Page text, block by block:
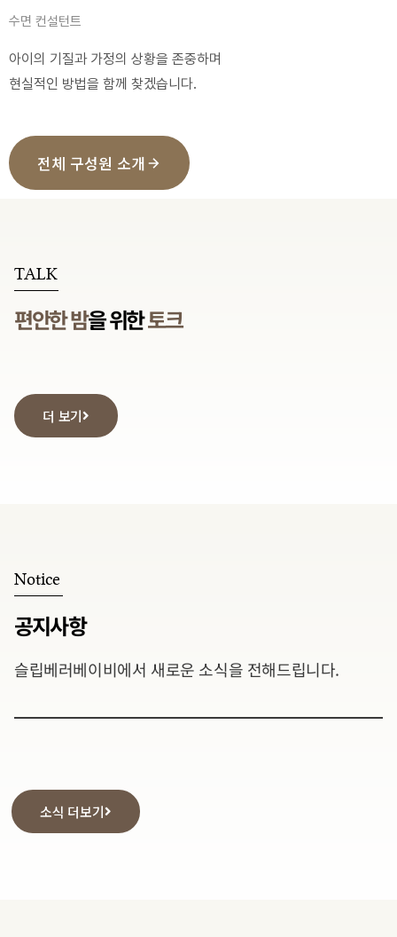
수면 컨설턴트
아이의 기질과 가정의 상황을 존중하며
현실적인 방법을 함께 찾겠습니다.
전체 구성원 소개
TALK
편안한 밤을 위한토크
더 보기
Notice
공지사항
슬립베러베이비에서 새로운 소식을 전해드립니다.
소식 더보기